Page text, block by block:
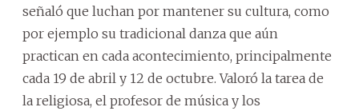
señaló que luchan por mantener su cultura, como
por ejemplo su tradicional danza que aún
practican en cada acontecimiento, principalmente
cada 19 de abril y 12 de octubre. Valoró la tarea de
la religiosa, el profesor de música y los